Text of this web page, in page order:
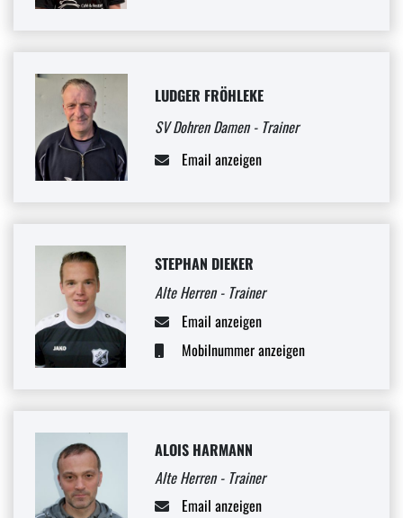
LUDGER FRÖHLEKE
SV Dohren Damen - Trainer
Email anzeigen
STEPHAN DIEKER
Alte Herren - Trainer
Email anzeigen
Mobilnummer anzeigen
ALOIS HARMANN
Alte Herren - Trainer
Email anzeigen